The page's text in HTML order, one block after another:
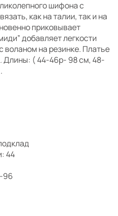
шифона с
как на талии, так и на
приковывает
добавляет легкости
на резинке. Платье
Длины: ( 44-46р- 98 см, 48-
44
96